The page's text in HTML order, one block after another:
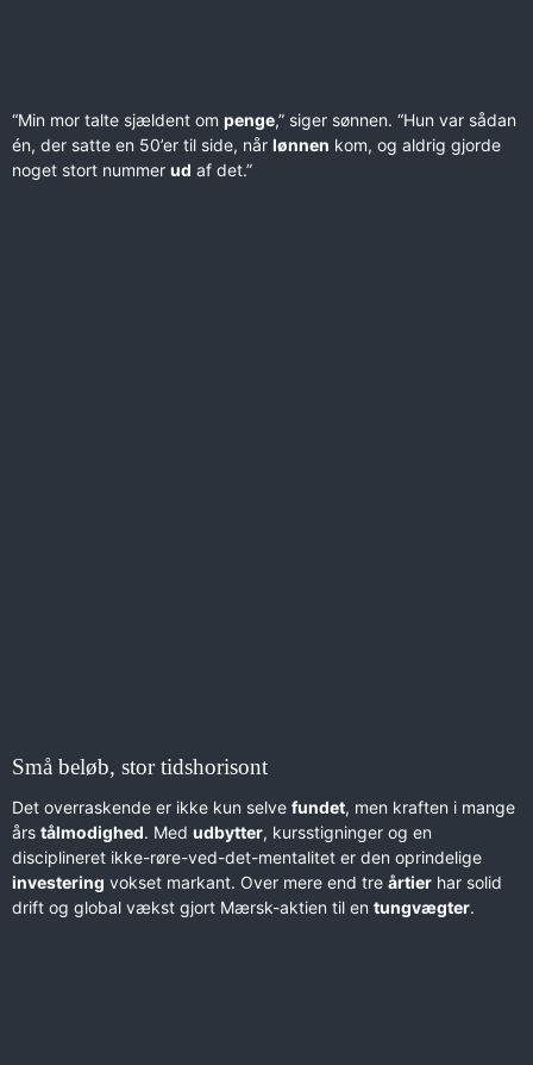
“Min mor talte sjældent om penge,” siger sønnen. “Hun var sådan
én, der satte en 50’er til side, når lønnen kom, og aldrig gjorde
noget stort nummer ud af det.”
Små beløb, stor tidshorisont
Det overraskende er ikke kun selve fundet, men kraften i mange
års tålmodighed. Med udbytter, kursstigninger og en
disciplineret ikke-røre-ved-det-mentalitet er den oprindelige
investering vokset markant. Over mere end tre årtier har solid
drift og global vækst gjort Mærsk-aktien til en tungvægter.